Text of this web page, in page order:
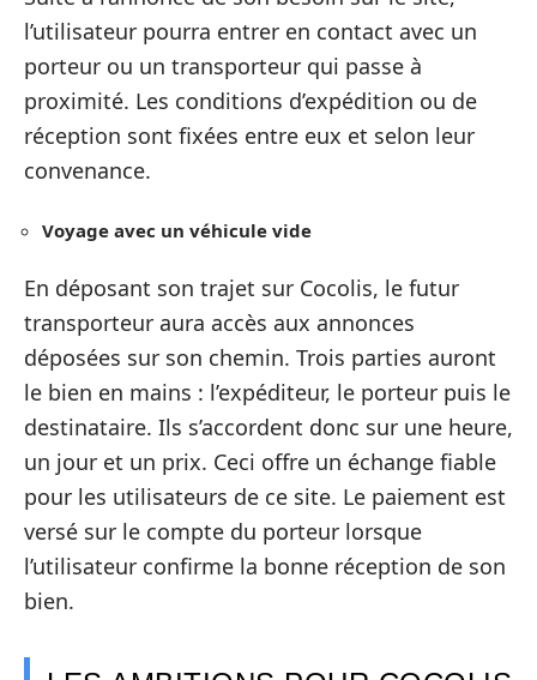
l’utilisateur pourra entrer en contact avec un
porteur ou un transporteur qui passe à
proximité. Les conditions d’expédition ou de
réception sont fixées entre eux et selon leur
convenance.
Voyage avec un véhicule vide
En déposant son trajet sur Cocolis, le futur
transporteur aura accès aux annonces
déposées sur son chemin. Trois parties auront
le bien en mains : l’expéditeur, le porteur puis le
destinataire. Ils s’accordent donc sur une heure,
un jour et un prix. Ceci offre un échange fiable
pour les utilisateurs de ce site. Le paiement est
versé sur le compte du porteur lorsque
l’utilisateur confirme la bonne réception de son
bien.